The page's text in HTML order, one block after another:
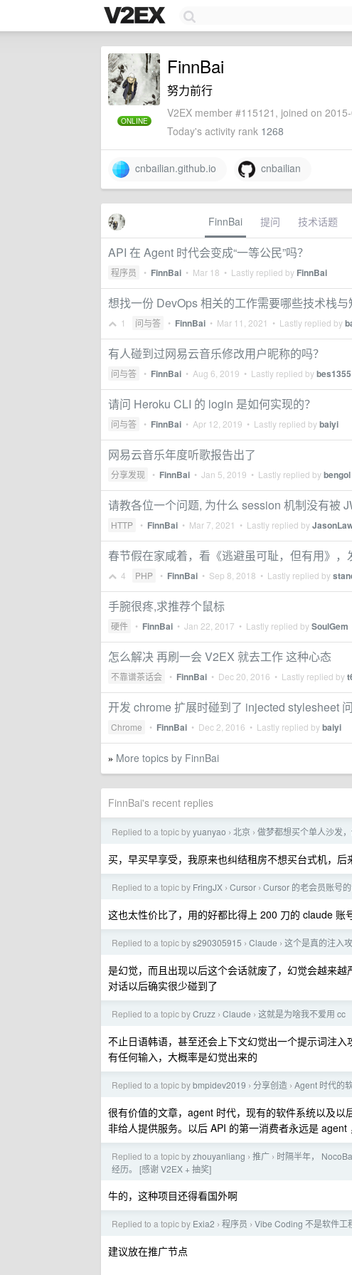
ONLINE
FinnBai
努力前行
V2EX member #115121, joined on
Today's activity rank 1268
cnbailian.github.io cnbailian
FinnBai 提问 技术话题
API 在 Agent 时代会变成“一等公民”吗？
程序员 • FinnBai • Mar 18 • Lastly replied by FinnBai
想找一份 DevOps 相关的工作需要哪些技术栈与
1 问与答 • FinnBai • Mar 11, 2021 • Lastly replied by
有人碰到过网易云音乐修改用户昵称的吗？
问与答 • FinnBai • Aug 6, 2019 • Lastly replied bybes1355
请问 Heroku CLI 的 login 是如何实现的？
问与答 • FinnBai • Apr 12, 2019 • Lastly replied bybaiyi
网易云音乐年度听歌报告出了
分享发现 • FinnBai • Jan 5, 2019 • Lastly replied bybengol
请教各位一个问题, 为什么 session 机制没有被
HTTP • FinnBai • Mar 7, 2021 • Lastly replied by
春节假在家咸着，看《逃避虽可耻，但有用》
4 PHP • FinnBai • Sep 8, 2018 • Lastly replied by
手腕很疼,求推荐个鼠标
硬件 • FinnBai • Jan 22, 2017 • Lastly replied bySoulGem
怎么解决 再刷一会 V2EX 就去工作 这种心态
不靠谱茶话会 • FinnBai • Dec 20, 2016 • Lastly replied by
开发 chrome 扩展时碰到了 injected stylesheet
Chrome • FinnBai • Dec 2, 2016 • Lastly replied bybaiyi
» More topics by FinnBai
FinnBai's recent replies
Replied to a topic byyuanyao › 北京 › 做梦都想买个单人沙发，
买，早买早享受，我原来也纠结租房不想买台式机，
Replied to a topic by FringJX › Cursor › Cursor 的老会员账号
这也太性价比了，用的好都比得上 200 刀的 claude 账
Replied to a topic bys290305915 › Claude › 这个是真的注入
是幻觉，而且出现以后这个会话就废了，幻觉会越来
对话以后确实很少碰到了
Replied to a topic byCruzz › Claude › 这就是为啥我不爱用 cc
不止日语韩语，甚至还会上下文幻觉出一个提示词注
有任何输入，大概率是幻觉出来的
Replied to a topic bybmpidev2019 › 分享创造 › Agent 时代的
很有价值的文章，agent 时代，现有的软件系统以及
非给人提供服务。以后 API 的第一消费者永远是 agent
Replied to a topic byzhouyanliang › 推广 › 时隔半年，
经历。 [感谢 V2EX + 抽奖]
牛的，这种项目还得看国外啊
Replied to a topic by Exia2 › 程序员 › Vibe Coding 不是软件工
建议放在推广节点